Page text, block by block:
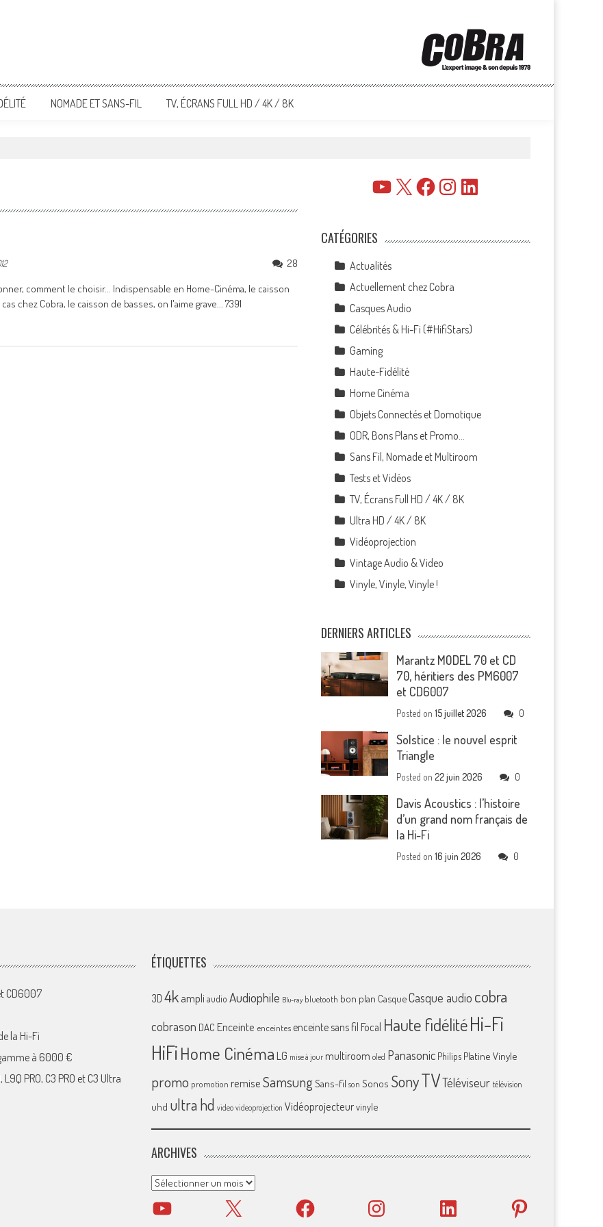
NOMADE ET SANS-FIL TV, ÉCRANS FULL HD / 4K / 8K
28
comment le choisir... Indispensable en Home-Cinéma, le caisson
chez Cobra, le caisson de basses, on l'aime grave... 7391
YouTube
X FacebookInstagramLinkedIn
CATÉGORIES
Actualités
Actuellement chez Cobra
Casques Audio
Célébrités & Hi-Fi (#HifiStars)
Gaming
Haute-Fidélité
Home Cinéma
Objets Connectés et Domotique
ODR, Bons Plans et Promo…
Sans Fil, Nomade et Multiroom
Tests et Vidéos
TV, Écrans Full HD / 4K / 8K
Ultra HD / 4K / 8K
Vidéoprojection
Vintage Audio & Video
Vinyle, Vinyle, Vinyle !
DERNIERS ARTICLES
Marantz MODEL 70 et CD
70, héritiers des PM6007
et CD6007
Posted on15 juillet 2026 0
Solstice : le nouvel esprit
Triangle
Posted on22 juin 2026 0
Davis Acoustics : l’histoire
d’un grand nom français de
la Hi-Fi
Posted on16 juin 2026 0
CD6007
la Hi-Fi
à 6000 €
PRO, C3 PRO et C3 Ultra
ÉTIQUETTES
3D 4k ampliaudio Audiophile Blu-ray bluetooth bon plan CasqueCasque audio cobra
cobrason DAC Enceinte enceintes enceinte sans fil Focal Haute fidélitéHi-Fi
HiFiHome Cinéma LG mise à jour multiroom oled Panasonic Philips Platine Vinyle
promo promotion remiseSamsungSans-fil son Sonos SonyTVTéléviseur télévision
uhd ultra hd video videoprojection Vidéoprojecteurvinyle
ARCHIVES
Archives
YouTube X Facebook Instagram LinkedIn Pinterest